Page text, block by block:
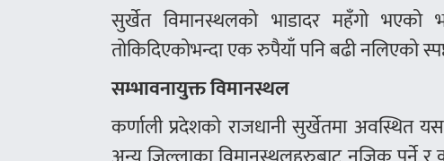
सुर्खेत विमानस्थलको भाडादर महँगो भएको
तोकिदिएकोभन्दा एक रुपैयाँ पनि बढी नलिएको
सम्भावनायुक्त विमानस्थल
कर्णाली प्रदेशको राजधानी सुर्खेतमा अवस्थित